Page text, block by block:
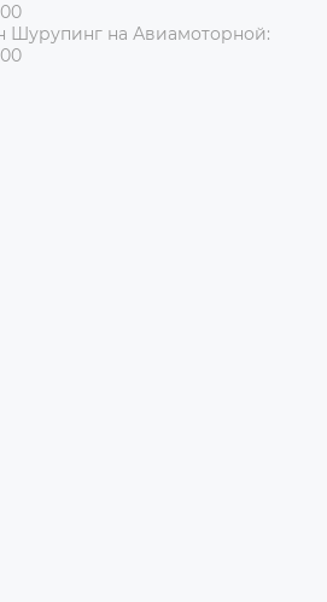
Шурупинг на Авиамоторной: